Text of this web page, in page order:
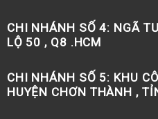
CHI NHÁNH SỐ 4: NGÃ
LỘ 50 , Q8 .HCM
CHI NHÁNH SỐ 5: KHU
HUYỆN CHƠN THÀNH ,